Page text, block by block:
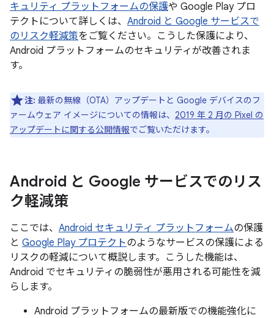
キュリティ プラットフォームの保護や Google Play プロ
テクトについて詳しくは、 Android と Google サービスで
のリスク軽減策をご覧ください。こうした保護により、
Android プラットフォームのセキュリティが改善されま
す。
注: 最新の無線（OTA）アップデートと Google デバイスのフ
ァームウェア イメージについての情報は、 2019 年 2 月の Pixel の
アップデートに関する公開情報でご覧いただけます。
Android と Google サービスでのリス
ク軽減策
ここでは、 Android セキュリティ プラットフォームの保護
と Google Play プロテクトのようなサービスの保護による
リスクの軽減について概説します。こうした機能は、
Android でセキュリティの脆弱性が悪用される可能性を減
らします。
Android プラットフォームの最新版での機能強化に